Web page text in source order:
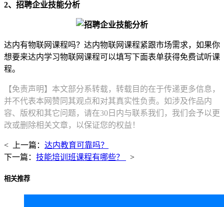
2、招聘企业技能分析
达内有物联网课程吗？达内物联网课程紧跟市场需求，如果你
想要来达内学习物联网课程可以填写下面表单获得免费试听课
程。
【免责声明】本文部分系转载，转载目的在于传递更多信息，
并不代表本网赞同其观点和对其真实性负责。如涉及作品内
容、版权和其它问题，请在30日内与联系我们，我们会予以更
改或删除相关文章，以保证您的权益！
< 上一篇： 达内教育可靠吗？
下一篇： 技能培训班课程有哪些？ >
相关推荐